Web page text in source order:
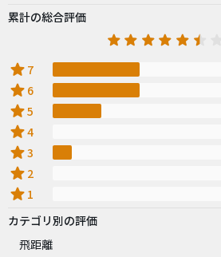
累計の総合評価
star 7
star 6
star5
star4
star3
star 2
star 1
カテゴリ別の評価
飛距離